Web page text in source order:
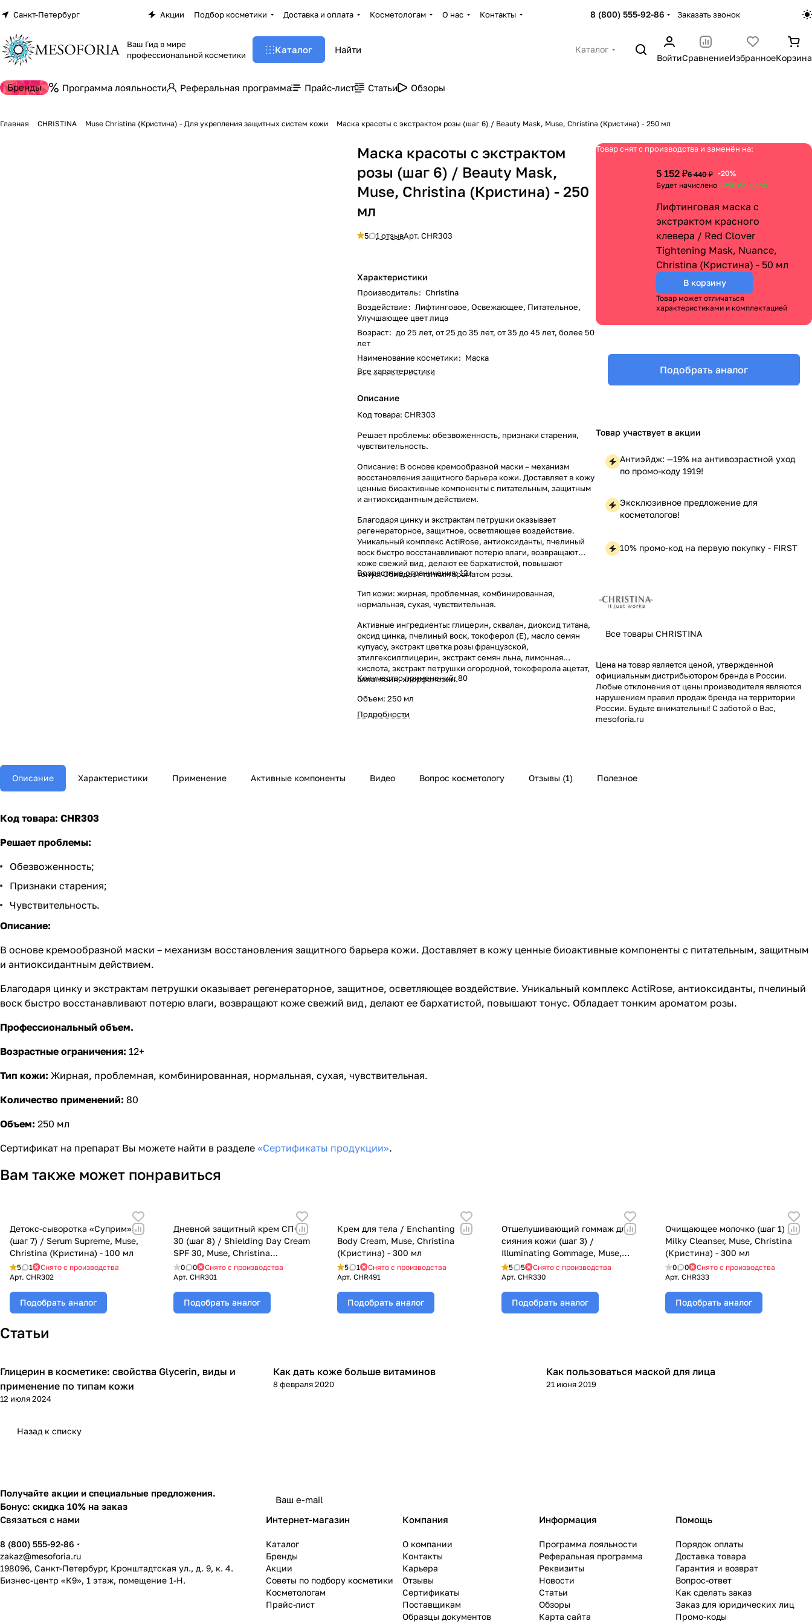
Санкт-Петербург Акции Подбор косметики Доставка и оплата Косметологам О нас Контакты 8 (800) 555-92-86 Заказать звонок
Ваш Гид в мире
профессиональной косметики
Каталог
Каталог
ВойтиСравнениеИзбранноеКорзина
Бренды Программа лояльности Реферальная программа Прайс-лист Статьи Обзоры
Главная CHRISTINA Muse Christina (Кристина) - Для укрепления защитных систем кожи Маска красоты с экстрактом розы (шаг 6) / Beauty Mask, Muse, Christina (Кристина) - 250 мл
Маска красоты с экстрактом
розы (шаг 6) / Beauty Mask,
Muse, Christina (Кристина) - 250
мл
5 1 отзывАрт.CHR303
Характеристики
Производитель: Christina
Воздействие: Лифтинговое, Освежающее, Питательное,
Улучшающее цвет лица
Возраст: до 25 лет, от 25 до 35 лет, от 35 до 45 лет, более 50
лет
Наименование косметики: Маска
Все характеристики
Описание
Код товара: CHR303
Решает проблемы: обезвоженность, признаки старения,
чувствительность.
Описание: В основе кремообразной маски – механизм
восстановления защитного барьера кожи. Доставляет в кожу
ценные биоактивные компоненты с питательным, защитным
и антиоксидантным действием.
Благодаря цинку и экстрактам петрушки оказывает
регенераторное, защитное, осветляющее воздействие.
Уникальный комплекс ActiRose, антиоксиданты, пчелиный
воск быстро восстанавливают потерю влаги, возвращают
коже свежий вид, делают ее бархатистой, повышают
тонус. Обладает тонким ароматом розы.
Возрастные ограничения: 12+
Тип кожи: жирная, проблемная, комбинированная,
нормальная, сухая, чувствительная.
Активные ингредиенты: глицерин, сквалан, диоксид титана,
оксид цинка, пчелиный воск, токоферол (Е), масло семян
купуасу, экстракт цветка розы французской,
этилгексилглицерин, экстракт семян льна, лимонная
кислота, экстракт петрушки огородной, токоферола ацетат,
аллантоин, хлорфенезин.
Количество применений: 80
Объем: 250 мл
Подробности
Товар снят с производства и заменён на:
5 152 ₽6 440 ₽ -20%
Будет начислено +258 бонусов
Лифтинговая маска с
экстрактом красного
клевера / Red Clover
Tightening Mask, Nuance,
Christina (Кристина) - 50 мл
В корзину
Товар может отличаться
характеристиками и комплектацией
Подобрать аналог
Товар участвует в акции
Антиэйдж: —19% на антивозрастной уход
по промо-коду 1919!
Эксклюзивное предложение для
косметологов!
10% промо-код на первую покупку - FIRST
Все товары CHRISTINA
Цена на товар является ценой, утвержденной
официальным дистрибьютором бренда в России.
Любые отклонения от цены производителя являются
нарушением правил продаж бренда на территории
России. Будьте внимательны! С заботой о Вас,
mesoforia.ru
Описание Характеристики Применение Активные компоненты Видео Вопрос косметологу Отзывы (1) Полезное
Код товара: CHR303
Решает проблемы:
Обезвоженность;
Признаки старения;
Чувствительность.
Описание:
В основе кремообразной маски – механизм восстановления защитного барьера кожи. Доставляет в кожу ценные биоактивные компоненты с питательным, защитным
и антиоксидантным действием.
Благодаря цинку и экстрактам петрушки оказывает регенераторное, защитное, осветляющее воздействие. Уникальный комплекс ActiRose, антиоксиданты, пчелиный
воск быстро восстанавливают потерю влаги, возвращают коже свежий вид, делают ее бархатистой, повышают тонус. Обладает тонким ароматом розы.
Профессиональный объем.
Возрастные ограничения: 12+
Тип кожи: Жирная, проблемная, комбинированная, нормальная, сухая, чувствительная.
Количество применений: 80
Объем: 250 мл
Сертификат на препарат Вы можете найти в разделе «Сертификаты продукции».
Вам также может понравиться
Детокс-сыворотка «Суприм»
(шаг 7) / Serum Supreme, Muse,
Christina (Кристина) - 100 мл
5 1
Снято с производства
Арт. CHR302
Подобрать аналог
Дневной защитный крем СПФ
30 (шаг 8) / Shielding Day Cream
SPF 30, Muse, Christina
(Кристина) - 150 мл
0 0
Снято с производства
Арт.CHR301
Подобрать аналог
Крем для тела / Enchanting
Body Cream, Muse, Christina
(Кристина) - 300 мл
5 1
Снято с производства
Арт.CHR491
Подобрать аналог
Отшелушивающий гоммаж для
сияния кожи (шаг 3) /
Illuminating Gommage, Muse,
Christina (Кристина) - 250 мл
5 5
Снято с производства
Арт. CHR330
Подобрать аналог
Очищающее молочко (шаг 1) /
Milky Cleanser, Muse, Christina
(Кристина) - 300 мл
0 0
Снято с производства
Арт. CHR333
Подобрать аналог
Статьи
Компоненты косметики
Глицерин в косметике: свойства Glycerin, виды и
применение по типам кожи
12 июля 2024
Уход за лицом
Как дать коже больше витаминов
8 февраля 2020
Уход за лицом
Как пользоваться маской для лица
21 июня 2019
Назад к списку
Получайте акции и специальные предложения.
Бонус: скидка 10% на заказ
Связаться с нами
8 (800) 555-92-86
zakaz@mesoforia.ru
198096, Санкт-Петербург, Кронштадтская ул., д. 9, к. 4.
Бизнес-центр «К9», 1 этаж, помещение 1-Н.
Интернет-магазин
Каталог
Бренды
Акции
Советы по подбору косметики
Косметологам
Прайс-лист
Компания
О компании
Контакты
Карьера
Отзывы
Сертификаты
Поставщикам
Образцы документов
Информация
Программа лояльности
Реферальная программа
Реквизиты
Новости
Статьи
Обзоры
Карта сайта
Помощь
Порядок оплаты
Доставка товара
Гарантия и возврат
Вопрос-ответ
Как сделать заказ
Заказ для юридических лиц
Промо-коды